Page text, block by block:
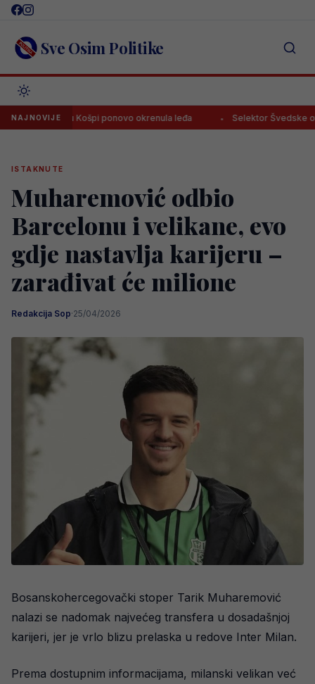
Skip
content Sve Osim Politike
NAJNOVIJE
je Emanu Košpi ponovo okrenula leđa Selektor Švedske
ISTAKNUTE
Muharemović odbio
Barcelonu i velikane, evo
gdje nastavlja karijeru –
zarađivat će milione
Redakcija Sop·25/04/2026
Bosanskohercegovački stoper Tarik Muharemović
nalazi se nadomak najvećeg transfera u dosadašnjoj
karijeri, jer je vrlo blizu prelaska u redove Inter Milan.
Prema dostupnim informacijama, milanski velikan već